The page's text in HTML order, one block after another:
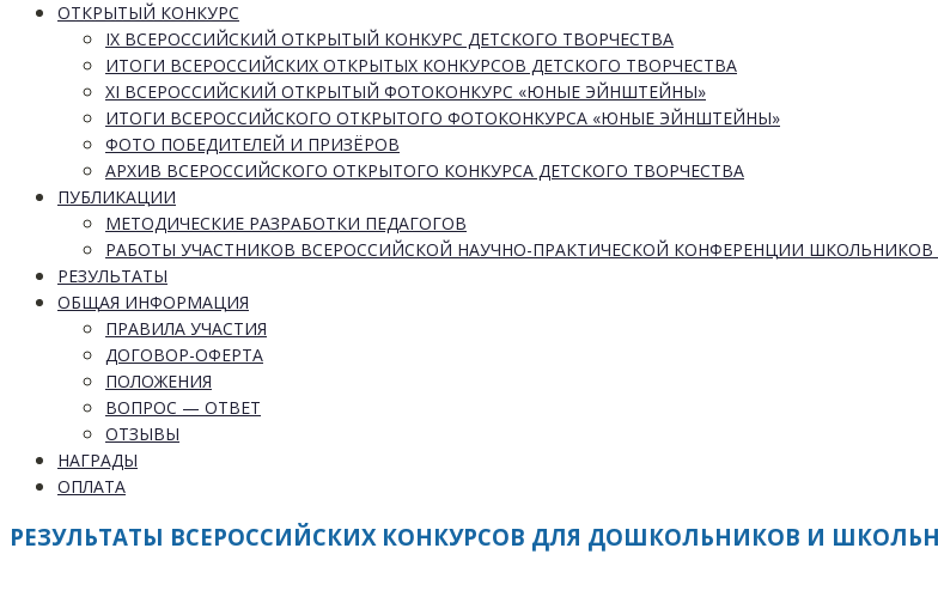
ОТКРЫТЫЙ КОНКУРС
IX ВСЕРОССИЙСКИЙ ОТКРЫТЫЙ КОНКУРС ДЕТСКОГО ТВОРЧЕСТВА
ИТОГИ ВСЕРОССИЙСКИХ ОТКРЫТЫХ КОНКУРСОВ ДЕТСКОГО ТВОРЧЕСТВА
XI ВСЕРОССИЙСКИЙ ОТКРЫТЫЙ ФОТОКОНКУРС «ЮНЫЕ ЭЙНШТЕЙНЫ»
ИТОГИ ВСЕРОССИЙСКОГО ОТКРЫТОГО ФОТОКОНКУРСА «ЮНЫЕ ЭЙНШТЕЙНЫ»
ФОТО ПОБЕДИТЕЛЕЙ И ПРИЗЁРОВ
АРХИВ ВСЕРОССИЙСКОГО ОТКРЫТОГО КОНКУРСА ДЕТСКОГО ТВОРЧЕСТВА
ПУБЛИКАЦИИ
МЕТОДИЧЕСКИЕ РАЗРАБОТКИ ПЕДАГОГОВ
РАБОТЫ УЧАСТНИКОВ ВСЕРОССИЙСКОЙ НАУЧНО-ПРАКТИЧЕСКОЙ КОНФЕРЕНЦИИ ШКОЛЬНИКОВ
РЕЗУЛЬТАТЫ
ОБЩАЯ ИНФОРМАЦИЯ
ПРАВИЛА УЧАСТИЯ
ДОГОВОР-ОФЕРТА
ПОЛОЖЕНИЯ
ВОПРОС — ОТВЕТ
ОТЗЫВЫ
НАГРАДЫ
ОПЛАТА
РЕЗУЛЬТАТЫ ВСЕРОССИЙСКИХ КОНКУРСОВ ДЛЯ ДОШКОЛЬНИКОВ И